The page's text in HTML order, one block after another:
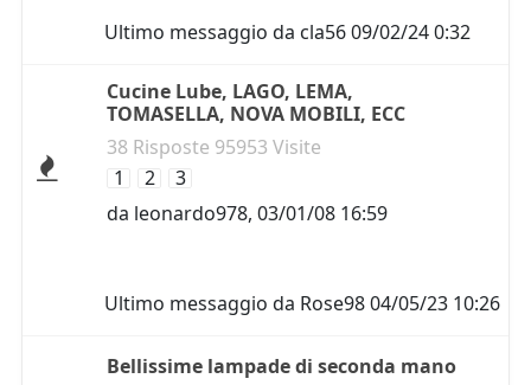
Ultimo messaggio da cla5609/02/24 0:32
Cucine Lube, LAGO, LEMA,
TOMASELLA, NOVA MOBILI, ECC
38 Risposte 95953 Visite
1
2
3
da leonardo978, 03/01/08 16:59
Ultimo messaggio da Rose9804/05/23 10:26
Bellissime lampade di seconda mano